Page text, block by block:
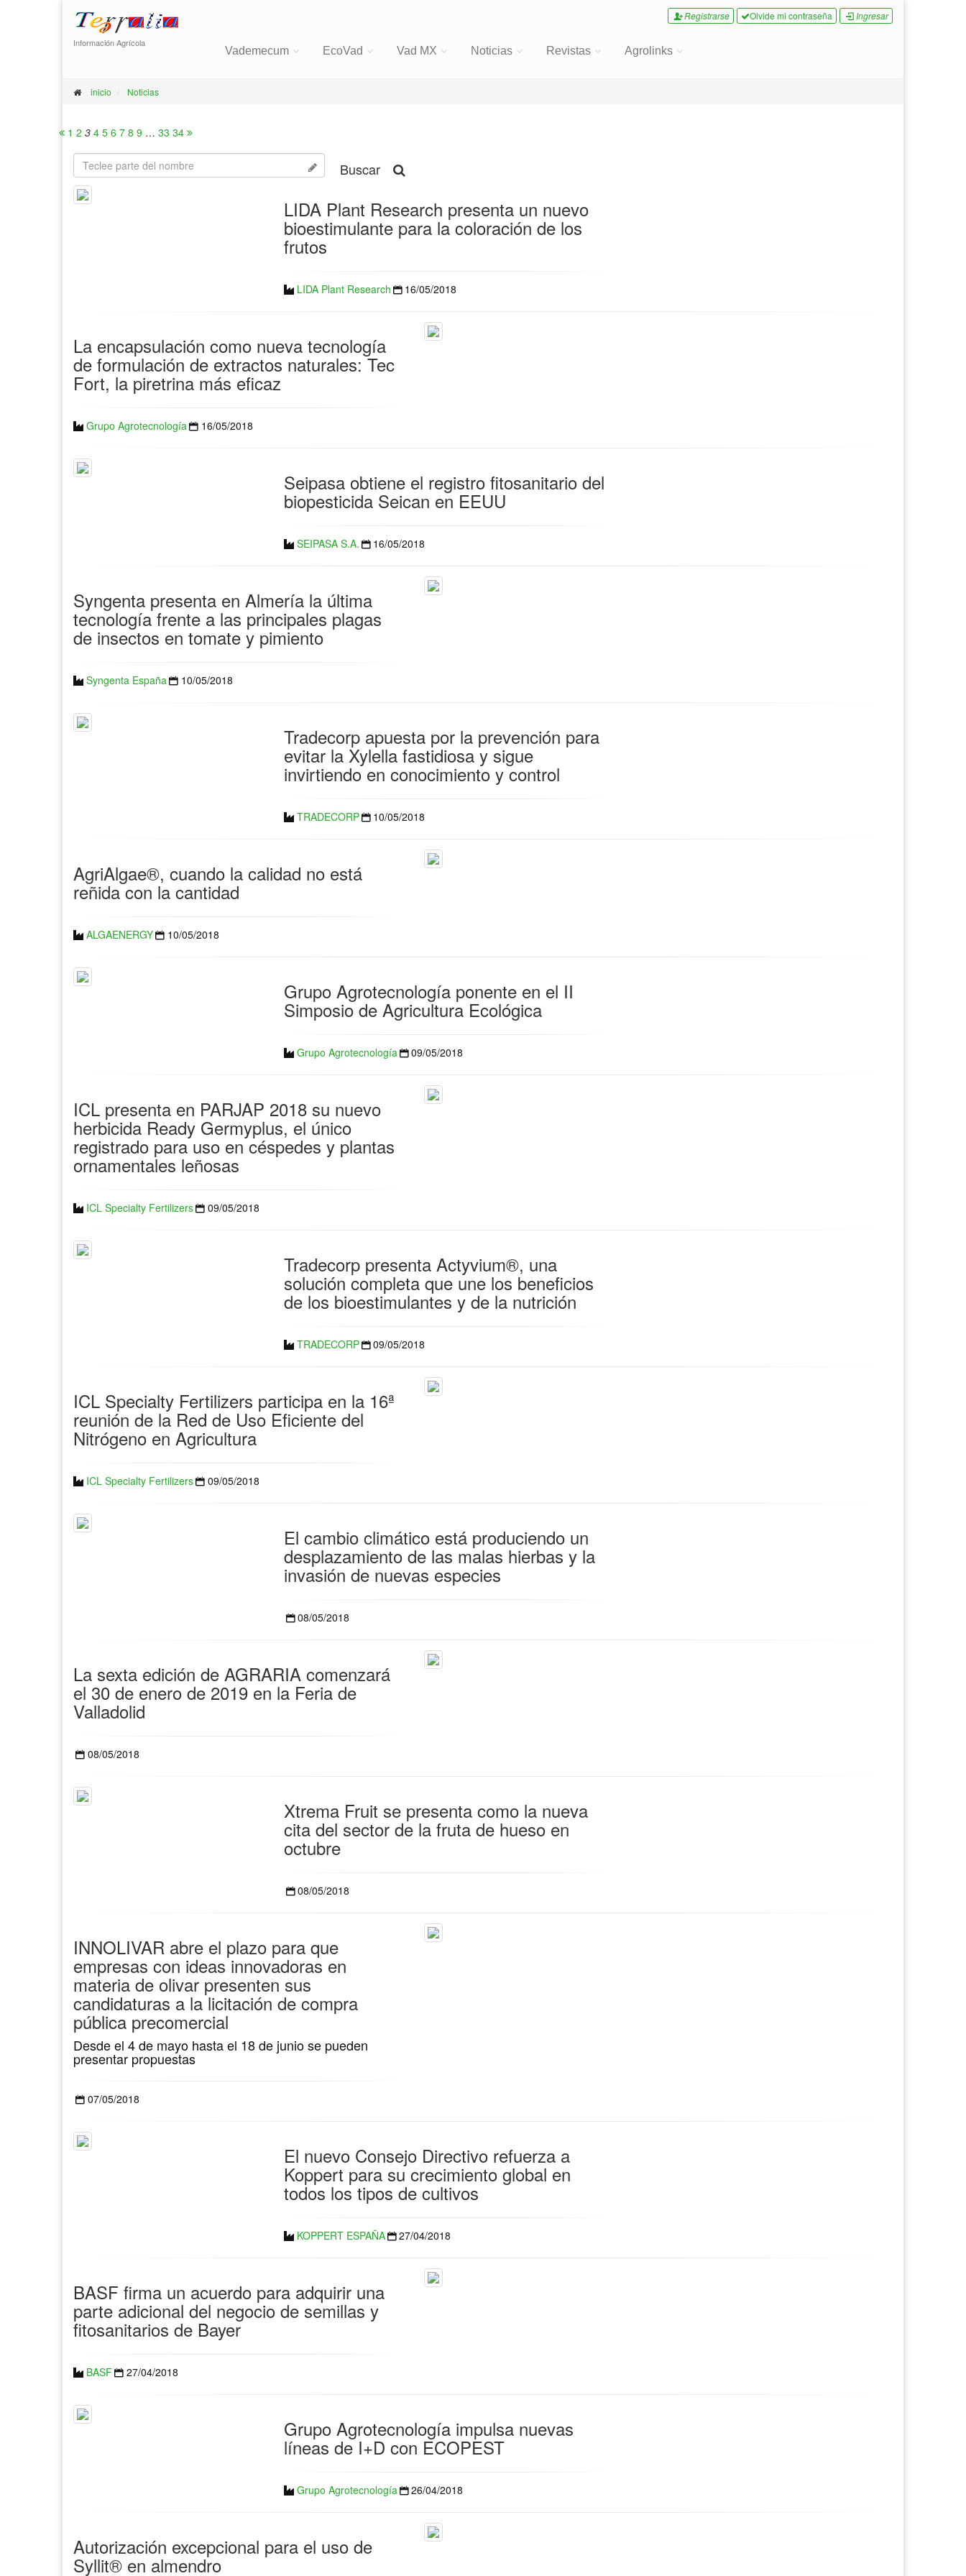
Información Agrícola
Registrarse Olvide mi contraseña Ingresar
Vademecum EcoVad Vad MX Noticias Revistas Agrolinks
inicio Noticias
1 2 3 4 5 6 7 8 9 … 33 34
Buscar
LIDA Plant Research presenta un nuevo
bioestimulante para la coloración de los
frutos
16/05/2018
LIDA Plant Research
La encapsulación como nueva tecnología
de formulación de extractos naturales: Tec
Fort, la piretrina más eficaz
16/05/2018
Grupo Agrotecnología
Seipasa obtiene el registro fitosanitario del
biopesticida Seican en EEUU
16/05/2018
SEIPASA S.A.
Syngenta presenta en Almería la última
tecnología frente a las principales plagas
de insectos en tomate y pimiento
10/05/2018
Syngenta España
Tradecorp apuesta por la prevención para
evitar la Xylella fastidiosa y sigue
invirtiendo en conocimiento y control
10/05/2018
TRADECORP
AgriAlgae®, cuando la calidad no está
reñida con la cantidad
10/05/2018
ALGAENERGY
Grupo Agrotecnología ponente en el II
Simposio de Agricultura Ecológica
09/05/2018
Grupo Agrotecnología
ICL presenta en PARJAP 2018 su nuevo
herbicida Ready Germyplus, el único
registrado para uso en céspedes y plantas
ornamentales leñosas
09/05/2018
ICL Specialty Fertilizers
Tradecorp presenta Actyvium®, una
solución completa que une los beneficios
de los bioestimulantes y de la nutrición
09/05/2018
TRADECORP
ICL Specialty Fertilizers participa en la 16ª
reunión de la Red de Uso Eficiente del
Nitrógeno en Agricultura
09/05/2018
ICL Specialty Fertilizers
El cambio climático está produciendo un
desplazamiento de las malas hierbas y la
invasión de nuevas especies
08/05/2018
La sexta edición de AGRARIA comenzará
el 30 de enero de 2019 en la Feria de
Valladolid
08/05/2018
Xtrema Fruit se presenta como la nueva
cita del sector de la fruta de hueso en
octubre
08/05/2018
INNOLIVAR abre el plazo para que
empresas con ideas innovadoras en
materia de olivar presenten sus
candidaturas a la licitación de compra
pública precomercial
Desde el 4 de mayo hasta el 18 de junio se pueden
presentar propuestas
07/05/2018
El nuevo Consejo Directivo refuerza a
Koppert para su crecimiento global en
todos los tipos de cultivos
27/04/2018
KOPPERT ESPAÑA
BASF firma un acuerdo para adquirir una
parte adicional del negocio de semillas y
fitosanitarios de Bayer
27/04/2018
BASF
Grupo Agrotecnología impulsa nuevas
líneas de I+D con ECOPEST
26/04/2018
Grupo Agrotecnología
Autorización excepcional para el uso de
Syllit® en almendro